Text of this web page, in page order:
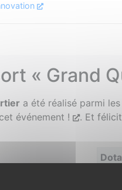
« Grand
a été réalisé parmi
événement ! . Et